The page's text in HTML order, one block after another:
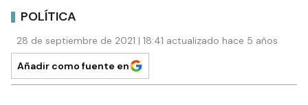
POLÍTICA
28 de septiembre de 2021 | 18:41 actualizado hace 5 años
Añadir como fuente en